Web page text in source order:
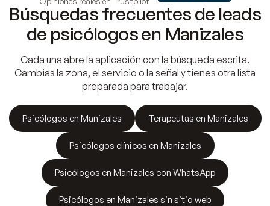
Búsquedas frecuentes de leads
de psicólogos en Manizales
Cada una abre la aplicación con la búsqueda escrita.
Cambias la zona, el servicio o la señal y tienes otra lista
preparada para trabajar.
Psicólogos en Manizales Terapeutas en Manizales
Psicólogos clínicos en Manizales
Psicólogos en Manizales con WhatsApp
Psicólogos en Manizales sin sitio web